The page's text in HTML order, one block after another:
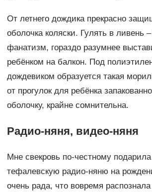
От летнего дождика прекрасно
оболочка коляски. Гулять в ливень
фанатизм, гораздо разумнее
ребёнком на балкон. Под
дождевиком образуется такая
от прогулок для ребёнка
оболочку, крайне сомнительна.
Радио-няня, видео-няня
Мне свекровь по-честному
тефалевскую радио-няню на
очень рада, что вовремя